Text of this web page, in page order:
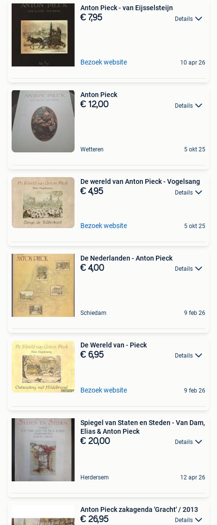
Anton Pieck - van Eijsselsteijn
€ 7,95 Details
Bezoek website 10 apr 26
Anton Pieck
€ 12,00 Details
Wetteren 5 okt 25
De wereld van Anton Pieck - Vogelsang
€ 4,95 Details
Bezoek website 5 okt 25
De Nederlanden - Anton Pieck
€ 4,00 Details
Schiedam 9 feb 26
De Wereld van - Pieck
€ 6,95 Details
Bezoek website 9 feb 26
Spiegel van Staten en Steden - Van Dam,
Elias & Anton Pieck
€ 20,00 Details
Herdersem 12 apr 26
Anton Pieck zakagenda 'Gracht' / 2013
€ 26,95 Details